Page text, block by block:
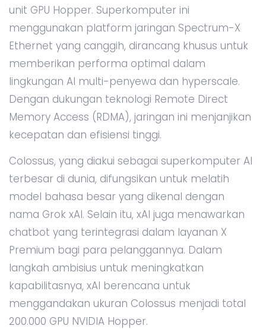
unit GPU Hopper. Superkomputer ini
menggunakan platform jaringan Spectrum-X
Ethernet yang canggih, dirancang khusus untuk
memberikan performa optimal dalam
lingkungan AI multi-penyewa dan hyperscale.
Dengan dukungan teknologi Remote Direct
Memory Access (RDMA), jaringan ini menjanjikan
kecepatan dan efisiensi tinggi.
Colossus, yang diakui sebagai superkomputer AI
terbesar di dunia, difungsikan untuk melatih
model bahasa besar yang dikenal dengan
nama Grok xAI. Selain itu, xAI juga menawarkan
chatbot yang terintegrasi dalam layanan X
Premium bagi para pelanggannya. Dalam
langkah ambisius untuk meningkatkan
kapabilitasnya, xAI berencana untuk
menggandakan ukuran Colossus menjadi total
200.000 GPU NVIDIA Hopper.